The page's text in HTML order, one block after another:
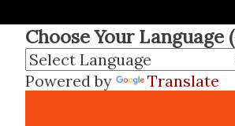
Choose Your Language
Powered by Translate